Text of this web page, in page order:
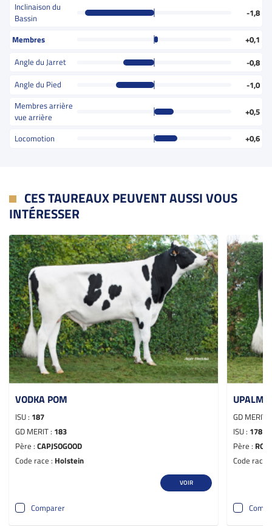
Inclinaison du
Bassin
-1,8
Membres
+0,1
Angle du Jarret
-0,8
Angle du Pied
-1,0
Membres arrière
vue arrière
+0,5
Locomotion +0,6
CES TAUREAUX PEUVENT AUSSI VOUS
INTÉRESSER
VODKA POM
ISU : 187
GD MERIT : 183
Père : CAPJSOGOOD
Code race : Holstein
VOIR
Comparer
GD MERIT :
ISU : 178
Père :
Code race